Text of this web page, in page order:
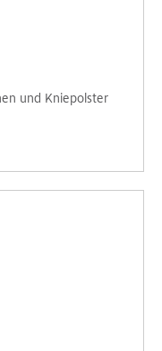
und Kniepolster